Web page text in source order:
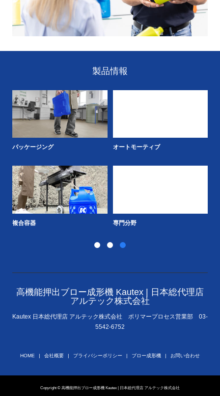
製品情報
パッケージング オートモーティブ
複合容器 専門分野
高機能押出ブロー成形機 Kautex | 日本総代理店
アルテック株式会社
Kautex 日本総代理店 アルテック株式会社 ポリマープロセス営業部 03-
5542-6752
HOME 会社概要 プライバシーポリシー ブロー成形機 お問い合わせ
Copyright © 高機能押出ブロー成形機 Kautex | 日本総代理店 アルテック株式会社